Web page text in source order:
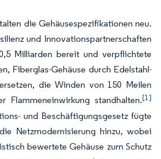
die Gehäusespezifikationen neu.
und Innovationspartnerschaften
Milliarden bereit und verpflichtete
Fiberglas-Gehäuse durch Edelstahl-
die Winden von 150 Meilen
Flammeneinwirkung standhalten.[1]
und Beschäftigungsgesetz fügte
Netzmodernisierung hinzu, wobei
bewertete Gehäuse zum Schutz